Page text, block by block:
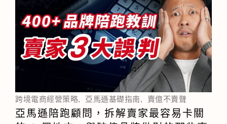
跨境電商經營策略, 亞馬遜基礎指南, 賣億不賣聲
亞馬遜陪跑顧問，拆解賣家最容易卡關